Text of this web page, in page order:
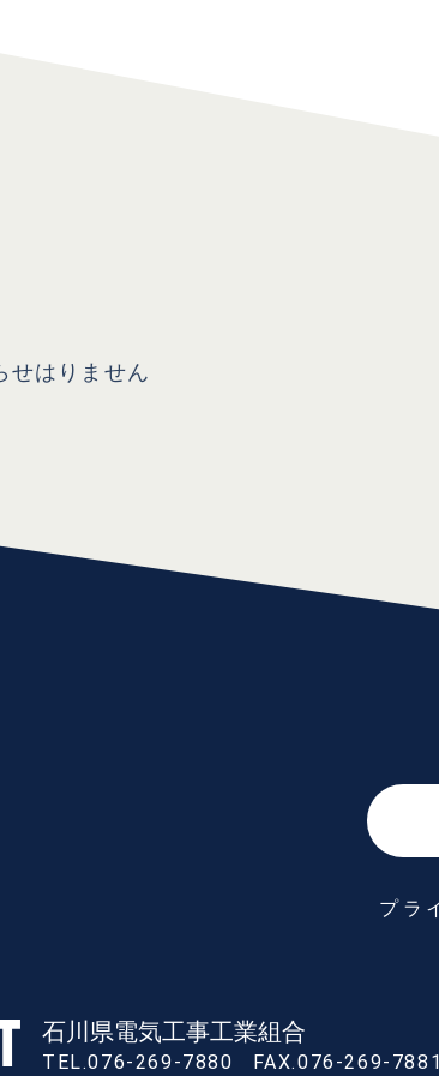
せはりません
プラ
石川県電気工事工業組合
TEL.076-269-7880 FAX.076-269-7881